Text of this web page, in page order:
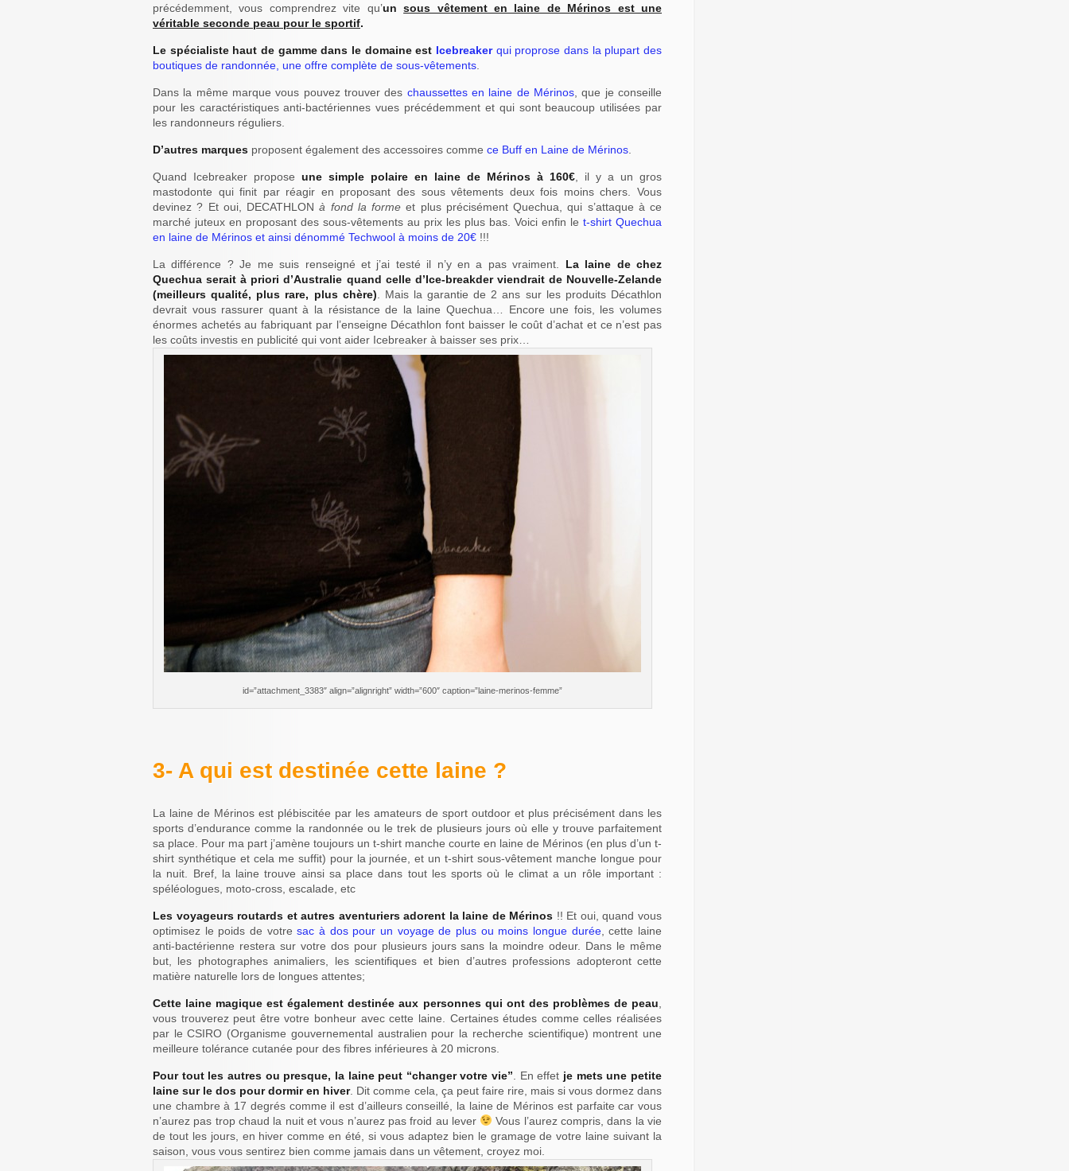
précédemment, vous comprendrez vite qu’unsous vêtement en laine de Mérinos est une
véritable seconde peau pour le sportif.
Le spécialiste haut de gamme dans le domaine est Icebreakerqui proprose dans la plupart des
boutiques de randonnée, une offre complète de sous-vêtements
Dans la même marque vous pouvez trouver des chaussettes en laine de Mérinos , que je conseille
pour les caractéristiques anti-bactériennes vues précédemment et qui sont beaucoup utilisées par
les randonneurs réguliers.
D’autres marques proposent également des accessoires comme ce Buff en Laine de Mérinos
Quand Icebreaker propose une simple polaire en laine de Mérinos à 160€ , il y a un gros
mastodonte qui finit par réagir en proposant des sous vêtements deux fois moins chers. Vous
devinez ? Et oui, DECATHLONà fond la forme et plus précisément Quechua, qui s’attaque à ce
marché juteux en proposant des sous-vêtements au prix les plus bas. Voici enfin le t-shirt Quechua
en laine de Mérinos et ainsi dénommé Techwool à moins de 20€ !!!
La différence ? Je me suis renseigné et j’ai testé il n’y en a pas vraiment. La laine de chez
Quechua serait à priori d’Australie quand celle d’Ice-breakder viendrait de Nouvelle-Zelande
(meilleurs qualité, plus rare, plus chère) . Mais la garantie de 2 ans sur les produits Décathlon
devrait vous rassurer quant à la résistance de la laine Quechua… Encore une fois, les volumes
énormes achetés au fabriquant par l’enseigne Décathlon font baisser le coût d’achat et ce n’est pas
les coûts investis en publicité qui vont aider Icebreaker à baisser ses prix…
id=”attachment_3383″ align=”alignright” width=”600″ caption=”laine-merinos-femme”
3- A qui est destinée cette laine ?
La laine de Mérinos est plébiscitée par les amateurs de sport outdoor et plus précisément dans les
sports d’endurance comme la randonnée ou le trek de plusieurs jours où elle y trouve parfaitement
sa place. Pour ma part j’amène toujours un t-shirt manche courte en laine de Mérinos (en plus d’un t-
shirt synthétique et cela me suffit) pour la journée, et un t-shirt sous-vêtement manche longue pour
la nuit. Bref, la laine trouve ainsi sa place dans tout les sports où le climat a un rôle important :
spéléologues, moto-cross, escalade, etc
Les voyageurs routards et autres aventuriers adorent la laine de Mérinos !! Et oui, quand vous
optimisez le poids de votresac à dos pour un voyage de plus ou moins longue durée, cette laine
anti-bactérienne restera sur votre dos pour plusieurs jours sans la moindre odeur. Dans le même
but, les photographes animaliers, les scientifiques et bien d’autres professions adopteront cette
matière naturelle lors de longues attentes;
Cette laine magique est également destinée aux personnes qui ont des problèmes de peau
vous trouverez peut être votre bonheur avec cette laine. Certaines études comme celles réalisées
par le CSIRO (Organisme gouvernemental australien pour la recherche scientifique) montrent une
meilleure tolérance cutanée pour des fibres inférieures à 20 microns.
Pour tout les autres ou presque, la laine peut “changer votre vie” . En effet je mets une petite
laine sur le dos pour dormir en hiver. Dit comme cela, ça peut faire rire, mais si vous dormez dans
une chambre à 17 degrés comme il est d’ailleurs conseillé, la laine de Mérinos est parfaite car vous
n’aurez pas trop chaud la nuit et vous n’aurez pas froid au lever
Vous l’aurez compris, dans la vie
de tout les jours, en hiver comme en été, si vous adaptez bien le gramage de votre laine suivant la
saison, vous vous sentirez bien comme jamais dans un vêtement, croyez moi.